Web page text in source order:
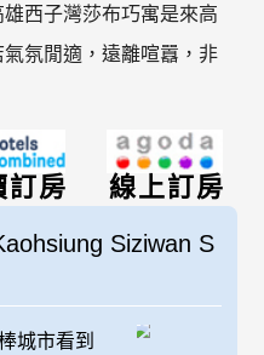
西子灣莎布巧寓是來高
氛閒適，遠離喧囂，非
線上訂房
訂房
Siziwan S
城市看到